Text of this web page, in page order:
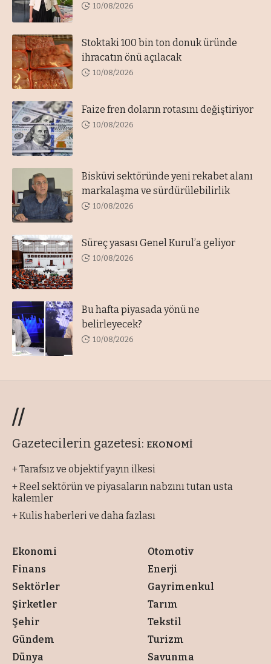
10/08/2026
Stoktaki 100 bin ton donuk üründe
ihracatın önü açılacak
10/08/2026
Faize fren doların rotasını değiştiriyor
10/08/2026
Bisküvi sektöründe yeni rekabet alanı
markalaşma ve sürdürülebilirlik
10/08/2026
Süreç yasası Genel Kurul’a geliyor
10/08/2026
Bu hafta piyasada yönü ne
belirleyecek?
10/08/2026
//
Gazetecilerin gazetesi: EKONOMİ
+ Tarafsız ve objektif yayın ilkesi
+ Reel sektörün ve piyasaların nabzını tutan usta
kalemler
+ Kulis haberleri ve daha fazlası
Ekonomi
Finans
Sektörler
Şirketler
Şehir
Gündem
Dünya
Otomotiv
Enerji
Gayrimenkul
Tarım
Tekstil
Turizm
Savunma